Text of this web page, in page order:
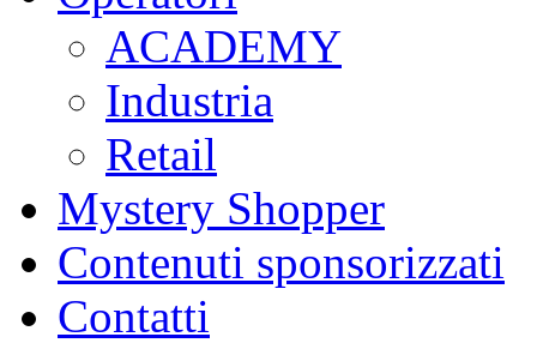
ACADEMY
Industria
Retail
Mystery Shopper
Contenuti sponsorizzati
Contatti